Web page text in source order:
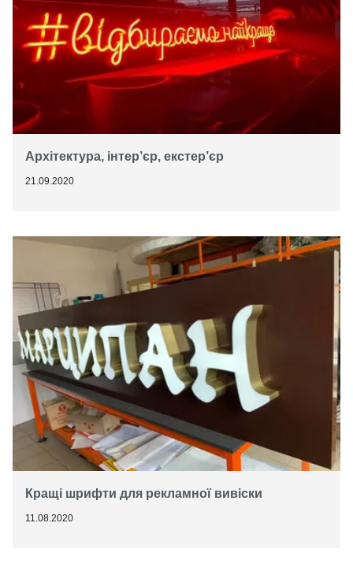
Архітектура, інтер’єр, екстер’єр
21.09.2020
Кращі шрифти для рекламної вивіски
11.08.2020